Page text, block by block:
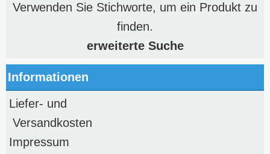
Verwenden Sie Stichworte, um ein Produkt zu
finden.
erweiterte Suche
Informationen
Liefer- und
Versandkosten
Impressum